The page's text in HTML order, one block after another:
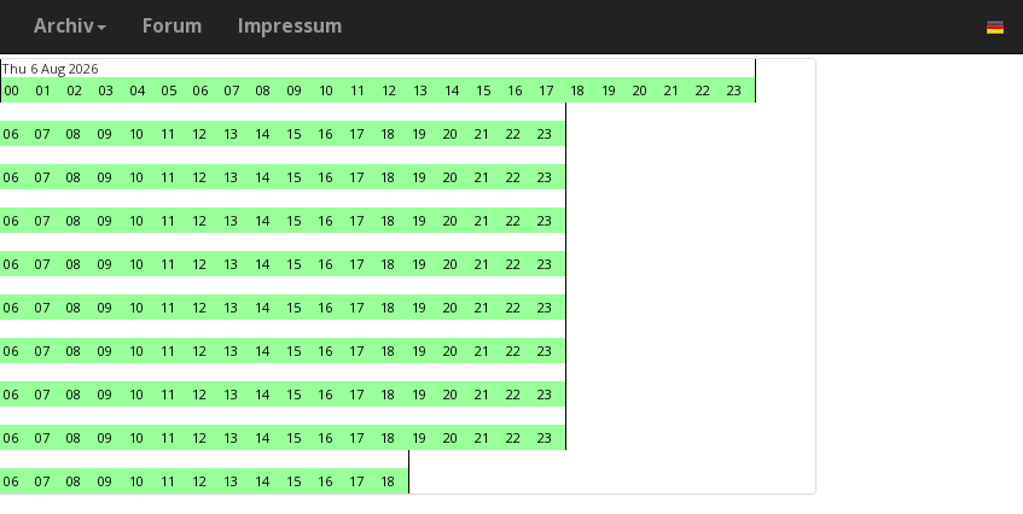
Archiv Forum Impressum
Thu 6 Aug 2026
00
01 02 03 04 05 06 07 08 09 10 11 12 13 14 15 16 17 18 19 20 21 22
23
06 07 08 09 10 11 12 13 14 15 16 17 18 19 20 21 22
23
06 07 08 09 10 11 12 13 14 15 16 17 18 19 20 21 22
23
06 07 08 09 10 11 12 13 14 15 16 17 18 19 20 21 22
23
06 07 08 09 10 11 12 13 14 15 16 17 18 19 20 21 22
23
06 07 08 09 10 11 12 13 14 15 16 17 18 19 20 21 22
23
06 07 08 09 10 11 12 13 14 15 16 17 18 19 20 21 22
23
06 07 08 09 10 11 12 13 14 15 16 17 18 19 20 21 22
23
06 07 08 09 10 11 12 13 14 15 16 17 18 19 20 21 22
23
06 07 08 09 10 11 12 13 14 15 16 17 18